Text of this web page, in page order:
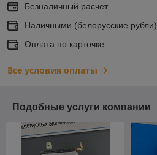
Безналичный расчет
Наличными (белорусские рубли)
Оплата по карточке
Все условия оплаты
Подобные услуги компании